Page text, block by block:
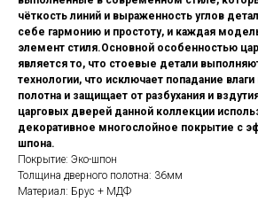
чёткость линий и выраженность углов
себе гармонию и простоту, и каждая
элемент стиля.Основной особенностью
является то, что стоевые детали
технологии, что исключает попадание
полотна и защищает от разбухания и
царговых дверей данной коллекции
декоративное многослойное покрытие с
шпона.
Покрытие: Эко-шпон
Толщина дверного полотна: 36мм
Материал: Брус + МДФ